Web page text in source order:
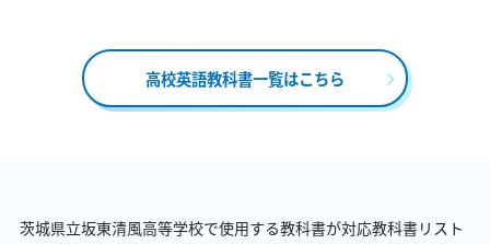
高校英語教科書一覧はこちら
茨城県立坂東清風高等学校で使用する教科書が対応教科書リスト